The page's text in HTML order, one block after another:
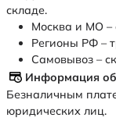
складе.
Москва и МО –
Регионы РФ –
Самовывоз –
Информация
Безналичным
юридических лиц.